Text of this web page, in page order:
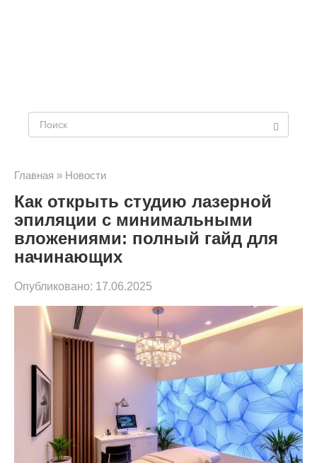
Главная » Новости
Как открыть студию лазерной
эпиляции с минимальными
вложениями: полный гайд для
начинающих
Опубликовано: 17.06.2025